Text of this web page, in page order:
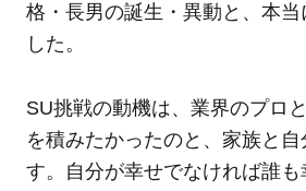
格・長男の誕生・異動と、本
した。
SU挑戦の動機は、業界のプロ
を積みたかったのと、家族と
す。自分が幸せでなければ誰